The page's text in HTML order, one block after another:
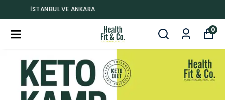
İSTANBUL VE ANKARA
0